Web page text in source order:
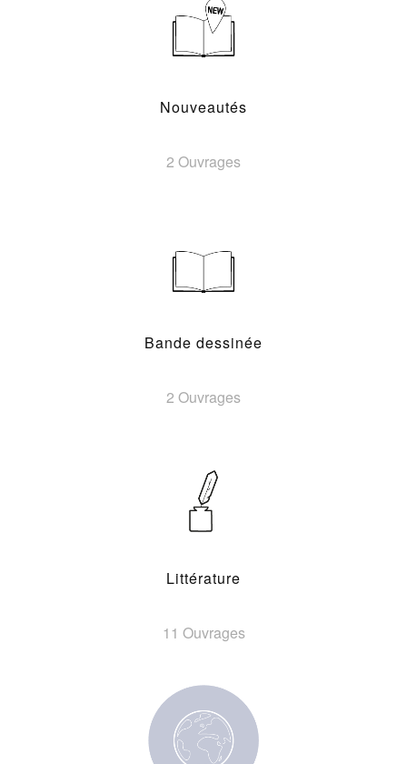
Nouveautés
2 Ouvrages
Bande dessinée
2 Ouvrages
Littérature
11 Ouvrages